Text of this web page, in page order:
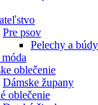
Pre psov
Pelechy a
oblečenie
Dámske župany
oblečenie